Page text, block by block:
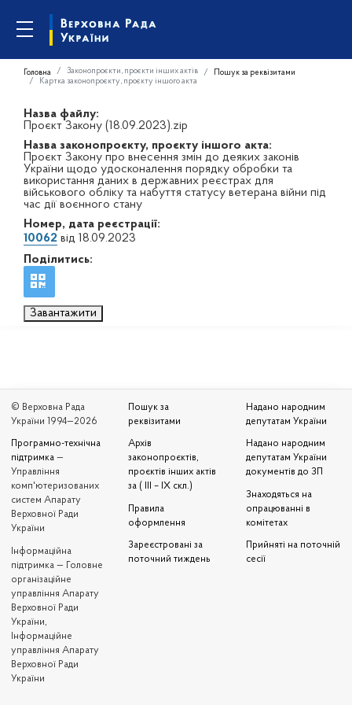
Головна Законопроєкти, проєкти інших актів
Пошук за реквізитами
Картка законопроєкту, проєкту іншого акта
Назва файлу:
Проєкт Закону (18.09.2023).zip
Назва законопроєкту, проєкту іншого акта:
Проєкт Закону про внесення змін до деяких законів
України щодо удосконалення порядку обробки та
використання даних в державних реєстрах для
військового обліку та набуття статусу ветерана війни під
час дії воєнного стану
Номер, дата реєстрації:
10062 від 18.09.2023
Поділитись:
Завантажити
© Верховна Рада
України 1994—2026
Програмно-технічна
підтримка —
Управління
комп'ютеризованих
систем Апарату
Верховної Ради
України
Iнформаційна
підтримка — Головне
організаційне
управління Апарату
Верховної Ради
України,
Інформаційне
управління Апарату
Верховної Ради
України
Пошук за
реквізитами
Архів
законопроєктів,
проєктів інших актів
за ( III – IX скл.)
Правила
оформлення
Зареєстровані за
поточний тиждень
Надано народним
депутатам України
Надано народним
депутатам України
документів до ЗП
Знаходяться на
опрацюванні в
комітетах
Прийняті на поточній
сесії